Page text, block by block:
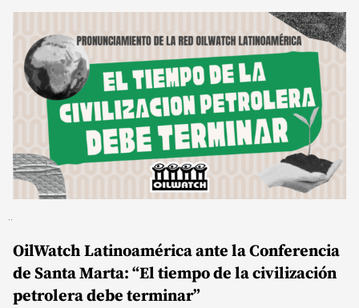
OilWatch Latinoamérica ante la Conferencia
de Santa Marta: “El tiempo de la civilización
petrolera debe terminar”